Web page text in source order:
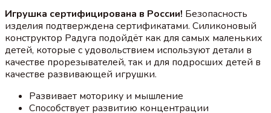
Игрушка сертифицирована в России! Безопасность
изделия подтверждена сертификатами. Силиконовый
конструктор Радуга подойдёт как для самых маленьких
детей, которые с удовольствием используют детали в
качестве прорезывателей, так и для подросших детей в
качестве развивающей игрушки.
Развивает моторику и мышление
Способствует развитию концентрации